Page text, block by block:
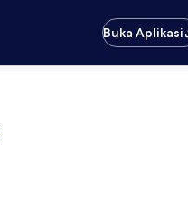
Buka Aplikasi